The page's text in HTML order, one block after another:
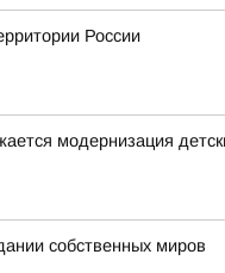
России
модернизация
собственных миров